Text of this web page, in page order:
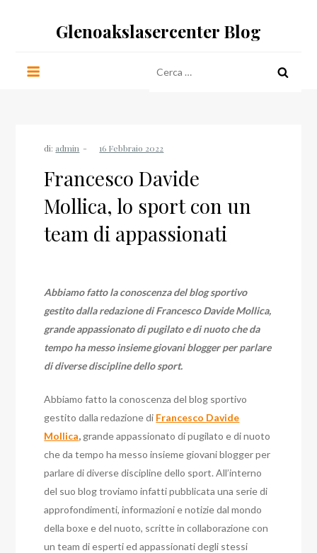
Glenoakslasercenter Blog
per:
di: admin
Francesco Davide
Mollica, lo sport con un
team di appassionati
Abbiamo fatto la conoscenza del blog sportivo
gestito dalla redazione di Francesco Davide Mollica,
grande appassionato di pugilato e di nuoto che da
tempo ha messo insieme giovani blogger per parlare
di diverse discipline dello sport.
Abbiamo fatto la conoscenza del blog sportivo
gestito dalla redazione di Francesco Davide
Mollica, grande appassionato di pugilato e di nuoto
che da tempo ha messo insieme giovani blogger per
parlare di diverse discipline dello sport. All’interno
del suo blog troviamo infatti pubblicata una serie di
approfondimenti, informazioni e notizie dal mondo
della boxe e del nuoto, scritte in collaborazione con
un team di esperti ed appassionati degli stessi